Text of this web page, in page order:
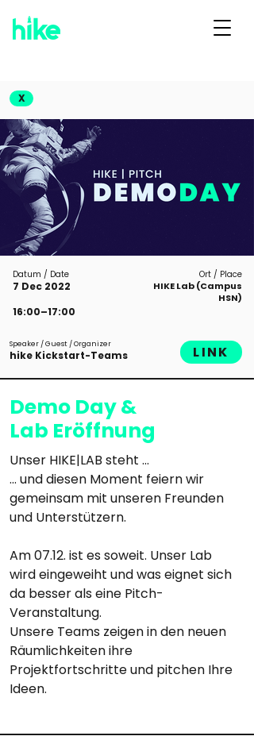
X
Datum / Date
7 Dec 2022
Ort / Place
HIKE Lab (Campus
HSN)
16:00–17:00
Speaker / Guest / Organizer
hike Kickstart-Teams LINK
Demo Day &
Lab Eröffnung
Unser HIKE|LAB steht ...
... und diesen Moment feiern wir
gemeinsam mit unseren Freunden
und Unterstützern.
Am 07.12. ist es soweit. Unser Lab
wird eingeweiht und was eignet sich
da besser als eine Pitch-
Veranstaltung.
Unsere Teams zeigen in den neuen
Räumlichkeiten ihre
Projektfortschritte und pitchen Ihre